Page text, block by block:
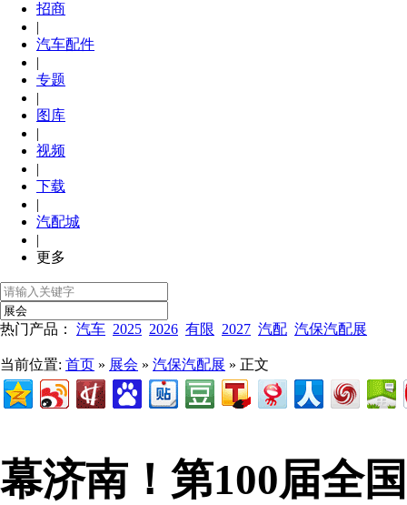
招商
|
汽车配件
|
专题
|
图库
|
视频
|
下载
|
汽配城
|
更多
热门产品： 汽车 2025 2026 有限 2027 汽配 汽保汽配展
当前位置: 首页 » 展会 » 汽保汽配展 » 正文
幕济南！第100届全